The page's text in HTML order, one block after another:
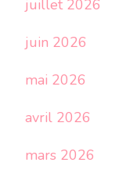
juillet 2026
juin 2026
mai 2026
avril 2026
mars 2026